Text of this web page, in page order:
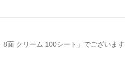
面 クリーム 100シート」でございま